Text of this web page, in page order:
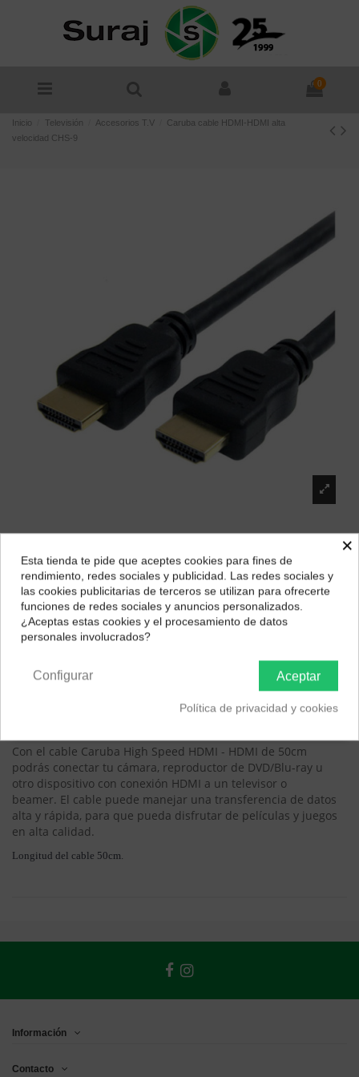
0
Inicio Televisión Accesorios T.V
Caruba cable HDMI-HDMI alta
velocidad CHS-9
Caruba cable HDMI-HDMI alta velocidad CHS-
Marca: Caruba
9,69 €
Con el cable Caruba High Speed ​​HDMI - HDMI de 50cm
podrás conectar tu cámara, reproductor de DVD/Blu-ray u
otro dispositivo con conexión HDMI a un televisor o
beamer. El cable puede manejar una transferencia de datos
alta y rápida, para que pueda disfrutar de películas y juegos
en alta calidad.
Longitud del cable 50cm.
Información
Contacto
¿Dónde deseas recibir tu pedido?
Selecciona tu ubicación para mostrarte los precios e
impuestos correctos para tu región.
×
Esta tienda te pide que aceptes cookies para fines de
rendimiento, redes sociales y publicidad. Las redes sociales y
las cookies publicitarias de terceros se utilizan para ofrecerte
funciones de redes sociales y anuncios personalizados.
¿Aceptas estas cookies y el procesamiento de datos
personales involucrados?
Aceptar
Configurar
Política de privacidad y cookies